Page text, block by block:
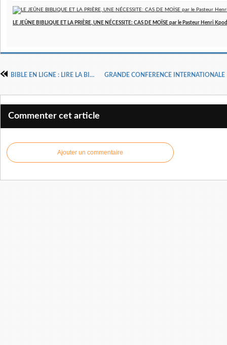
LE JEÛNE BIBLIQUE ET LA PRIÈRE, UNE NÉCESSITE: CAS DE MOÏSE par le Pasteur Henri
BIBLE EN LIGNE : LIRE LA BIBLE
Commenter cet article
Ajouter un commentaire